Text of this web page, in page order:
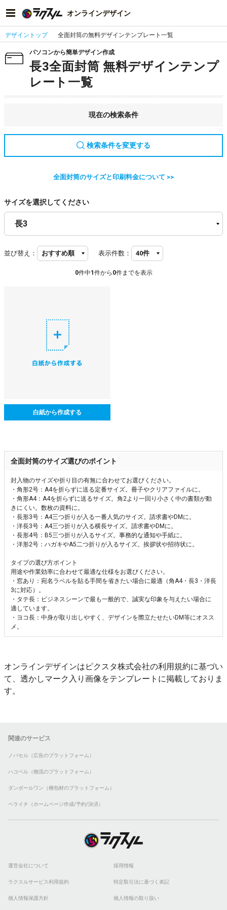
オンラインデザイン
デザイントップ 全面封筒の無料デザインテンプレート一覧
パソコンから簡単デザイン作成
長3全面封筒 無料デザインテンプ
レート一覧
現在の検索条件
検索条件を変更する
全面封筒のサイズと印刷料金について >>
サイズを選択してください
並び替え： 表示件数：
0件中1 件から 0件までを表示
白紙から作成する
全面封筒のサイズ選びのポイント
封入物のサイズや折り目の有無に合わせてお選びください。
・角形2号：A4を折らずに送る定番サイズ。冊子やクリアファイルに。
・角形A4：A4を折らずに送るサイズ。角2より一回り小さく中の書類が動
きにくい。数枚の資料に。
・長形3号：A4三つ折りが入る一番人気のサイズ。請求書やDMに。
・洋長3号：A4三つ折りが入る横長サイズ。請求書やDMに。
・長形4号：B5三つ折りが入るサイズ。事務的な通知や手紙に。
・洋形2号：ハガキやA5二つ折りが入るサイズ。挨拶状や招待状に。
タイプの選び方ポイント
用途や作業効率に合わせて最適な仕様をお選びください。
・窓あり：宛名ラベルを貼る手間を省きたい場合に最適（角A4・長3・洋長
3に対応）。
・タテ長：ビジネスシーンで最も一般的で、誠実な印象を与えたい場合に
適しています。
・ヨコ長：中身が取り出しやすく、デザインを際立たせたいDM等にオスス
メ。
オンラインデザインはピクスタ株式会社の利用規約に基づい
て、透かしマーク入り画像をテンプレートに掲載しておりま
す。
関連のサービス
ノバセル（広告のプラットフォーム）
ハコベル（物流のプラットフォーム）
ダンボールワン（梱包材のプラットフォーム）
ペライチ（ホームページ作成/予約/決済）
運営会社について 採用情報
ラクスルサービス利用規約 特定取引法に基づく表記
個人情報保護方針 個人情報の取り扱い